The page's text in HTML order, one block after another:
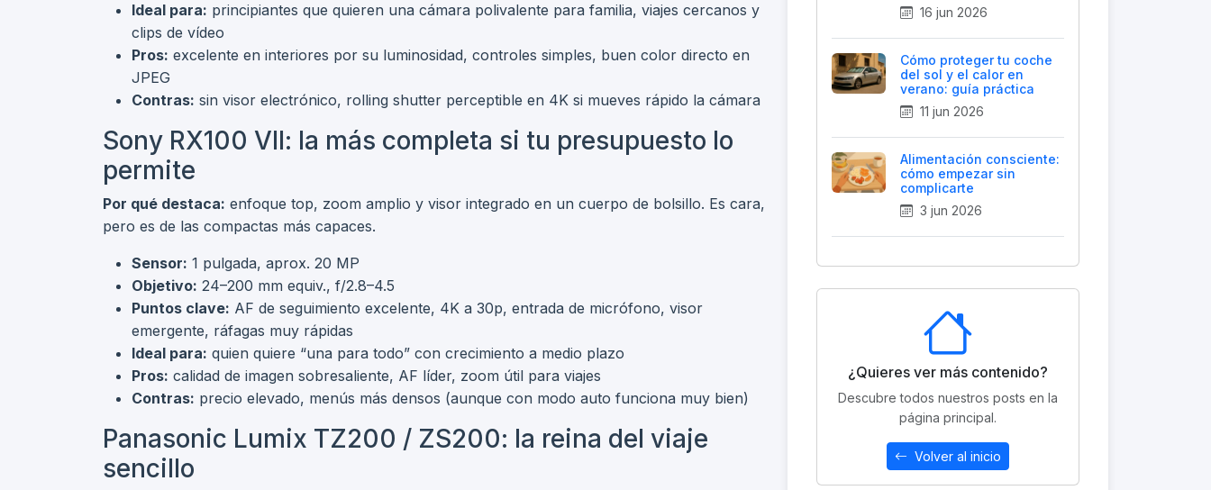
Ideal para: principiantes que quieren una cámara polivalente para familia, viajes cercanos y
clips de vídeo
Pros: excelente en interiores por su luminosidad, controles simples, buen color directo en
JPEG
Contras: sin visor electrónico, rolling shutter perceptible en 4K si mueves rápido la cámara
Sony RX100 VII: la más completa si tu presupuesto lo
permite
Por qué destaca: enfoque top, zoom amplio y visor integrado en un cuerpo de bolsillo. Es cara,
pero es de las compactas más capaces.
Sensor: 1 pulgada, aprox. 20 MP
Objetivo: 24–200 mm equiv., f/2.8–4.5
Puntos clave: AF de seguimiento excelente, 4K a 30p, entrada de micrófono, visor
emergente, ráfagas muy rápidas
Ideal para: quien quiere “una para todo” con crecimiento a medio plazo
Pros: calidad de imagen sobresaliente, AF líder, zoom útil para viajes
Contras: precio elevado, menús más densos (aunque con modo auto funciona muy bien)
Panasonic Lumix TZ200 / ZS200: la reina del viaje
sencillo
16 jun 2026
Cómo proteger tu coche
del sol y el calor en
verano: guía práctica
11 jun 2026
Alimentación consciente:
cómo empezar sin
complicarte
3 jun 2026
¿Quieres ver más contenido?
Descubre todos nuestros posts en la
página principal.
Volver al inicio